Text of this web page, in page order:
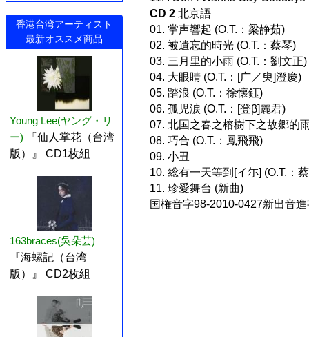
香港台湾アーティスト
最新オススメ商品
Young Lee(ヤング・リ
ー)
『仙人掌花（台湾
版）』 CD1枚組
163braces(吳朵芸)
『海螺記（台湾
版）』 CD2枚組
CD 2 北京語
01. 掌声響起 (O.T.：梁静茹)
02. 被遺忘的時光 (O.T.：蔡琴)
03. 三月里的小雨 (O.T.：劉文正)
04. 大眼睛 (O.T.：[广／臾]澄慶)
05. 踏浪 (O.T.：徐懐鈺)
06. 孤児涙 (O.T.：[登β]麗君)
07. 北国之春之榕樹下之故郷的
08. 巧合 (O.T.：鳳飛飛)
09. 小丑
10. 総有一天等到[イ尓] (O.T.：
11. 珍愛舞台 (新曲)
国権音字98-2010-0427新出音